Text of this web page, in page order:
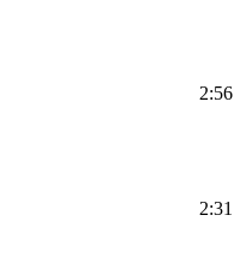
2:56
2:31